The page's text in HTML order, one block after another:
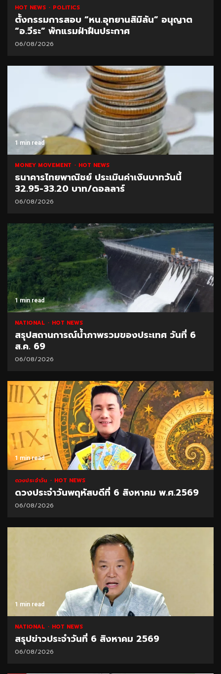
HOT NEWS POLITICS
ตั้งกรรมการสอบ “หน.อุทยานสิมิลัน” อนุญาต
“อ.วีระ” พักแรมฝ่าฝืนประกาศ
06/08/2026
1 min read
MONEY MOVEMENT HOT NEWS
ธนาคารไทยพาณิชย์ ประเมินค่าเงินบาทวันนี้
32.95-33.20 บาท/ดอลลาร์
06/08/2026
1 min read
NATIONAL HOT NEWS
สรุปสถานการณ์น้ำภาพรวมของประเทศ วันที่ 6
ส.ค. 69
06/08/2026
1 min read
ดวงประจำวัน HOT NEWS
ดวงประจำวันพฤหัสบดีที่ 6 สิงหาคม พ.ศ.2569
06/08/2026
1 min read
NATIONAL HOT NEWS
สรุปข่าวประจำวันที่ 6 สิงหาคม 2569
06/08/2026